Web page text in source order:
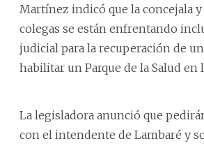
Martínez indicó que la concejala y
colegas se están enfrentando
judicial para la recuperación de
habilitar un Parque de la Salud en
La legisladora anunció que
con el intendente de Lambaré y